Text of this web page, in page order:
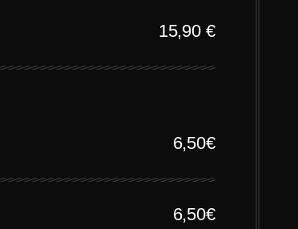
15,90 €
6,50€
6,50€